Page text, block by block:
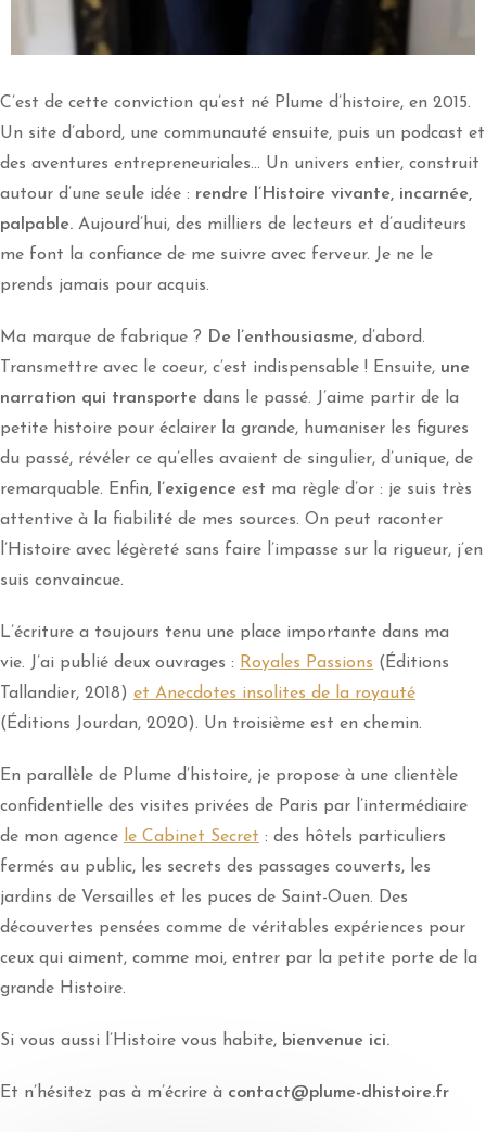
C’est de cette conviction qu’est né Plume d’histoire, en 2015.
Un site d’abord, une communauté ensuite, puis un podcast et
des aventures entrepreneuriales… Un univers entier, construit
autour d’une seule idée : rendre l’Histoire vivante, incarnée,
palpable. Aujourd’hui, des milliers de lecteurs et d’auditeurs
me font la confiance de me suivre avec ferveur. Je ne le
prends jamais pour acquis.
Ma marque de fabrique ? De l’enthousiasme, d’abord.
Transmettre avec le coeur, c’est indispensable ! Ensuite, une
narration qui transporte dans le passé. J’aime partir de la
petite histoire pour éclairer la grande, humaniser les figures
du passé, révéler ce qu’elles avaient de singulier, d’unique, de
remarquable. Enfin, l’exigence est ma règle d’or : je suis très
attentive à la fiabilité de mes sources. On peut raconter
l’Histoire avec légèreté sans faire l’impasse sur la rigueur, j’en
suis convaincue.
L’écriture a toujours tenu une place importante dans ma
vie. J’ai publié deux ouvrages : Royales Passions (Éditions
Tallandier, 2018) et Anecdotes insolites de la royauté
(Éditions Jourdan, 2020). Un troisième est en chemin.
En parallèle de Plume d’histoire, je propose à une clientèle
confidentielle des visites privées de Paris par l’intermédiaire
de mon agence le Cabinet Secret : des hôtels particuliers
fermés au public, les secrets des passages couverts, les
jardins de Versailles et les puces de Saint-Ouen. Des
découvertes pensées comme de véritables expériences pour
ceux qui aiment, comme moi, entrer par la petite porte de la
grande Histoire.
Si vous aussi l’Histoire vous habite, bienvenue ici.
Et n’hésitez pas à m’écrire à contact@plume-dhistoire.fr